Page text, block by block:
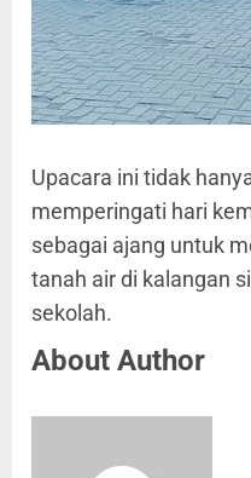
Upacara ini tidak
memperingati hari
sebagai ajang untuk
tanah air di kalangan
sekolah.
About Author